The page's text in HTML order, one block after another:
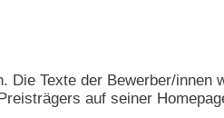
Die Texte der Bewerber/innen
auf seiner